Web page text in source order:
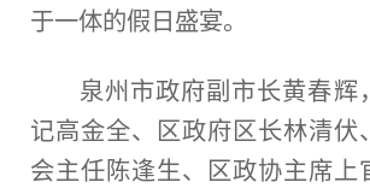
于一体的假日盛宴。
泉州市政府副市长黄春辉
记高金全、区政府区长林清伏
会主任陈逢生、区政协主席